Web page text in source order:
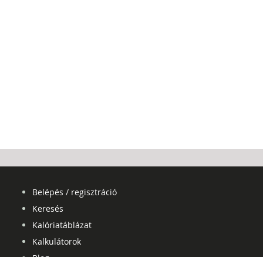
Belépés / regisztráció
Keresés
Kalóriatáblázat
Kalkulátorok